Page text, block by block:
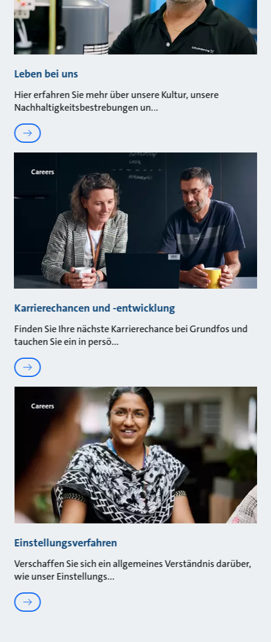
Leben bei uns
Hier erfahren Sie mehr über unsere Kultur, unsere
Nachhaltigkeitsbestrebungen un
Careers
Karrierechancen und -entwicklung
Finden Sie Ihre nächste Karrierechance bei Grundfos und
tauchen Sie ein in persö
Careers
Einstellungsverfahren
Verschaffen Sie sich ein allgemeines Verständnis darüber,
wie unser Einstellungs